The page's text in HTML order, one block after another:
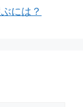
には？